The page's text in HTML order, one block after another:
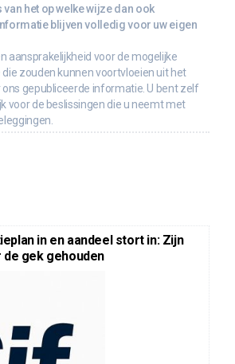
het op welke wijze dan ook
blijven volledig voor uw eigen
aansprakelijkheid voor de mogelijke
zouden kunnen voortvloeien uit het
ons gepubliceerde informatie. U bent zelf
voor de beslissingen die u neemt met
in en aandeel stort in: Zijn
gek gehouden